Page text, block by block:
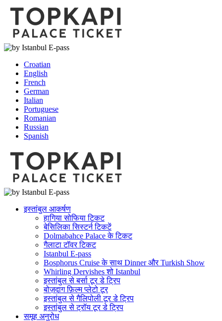
Croatian
English
French
German
Italian
Portuguese
Romanian
Russian
Spanish
इस्तांबुल आकर्षण
हागिया सोफिया टिकट
बेसिलिका सिस्टर्न टिकटें
Dolmabahce Palace के टिकट
गैलाटा टॉवर टिकट
Istanbul E-pass
Bosphorus Cruise के साथ Dinner और Turkish Show
Whirling Dervishes शो Istanbul
इस्तांबुल से बर्सा टूर डे ट्रिप
बोज़दाग फ़िल्म प्लेटो टूर
इस्तांबुल से गैलिपोली टूर डे ट्रिप
इस्तांबुल से ट्रॉय टूर डे ट्रिप
समूह अनुरोध